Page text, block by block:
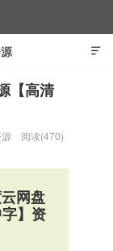

【高清
阅读(470)
网盘
】资